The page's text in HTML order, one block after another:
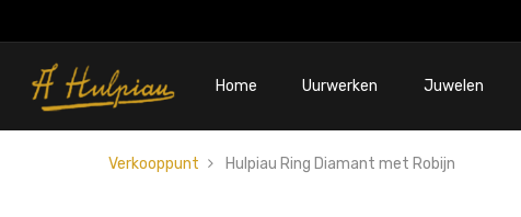
Home Uurwerken Juwelen
Verkooppunt Hulpiau Ring Diamant met Robijn